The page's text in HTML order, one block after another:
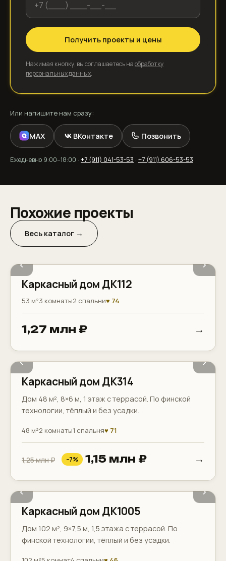
Или напишите нам сразу:
MAX ВКонтакте Позвонить
Ежедневно 9:00–18:00 · +7 (911) 041-53-53 · +7 (911) 606-53-53
Получить проекты и цены
Нажимая кнопку, вы соглашаетесь наобработку
персональных данных.
Похожие проекты
Весь каталог →
‹ ›
Каркасный дом ДК112
53 м²3 комнаты2 спальни♥ 74
1,27 млн ₽ →
‹ ›
Терраса Котельная
Каркасный дом ДК314
Дом 48 м², 8×6 м, 1 этаж с террасой. По финской
технологии, тёплый и без усадки.
48 м²2 комнаты1 спальня♥ 71
1,25 млн ₽ −7% 1,15 млн ₽ →
‹ ›
2 санузла Терраса Балкон
Каркасный дом ДК1005
Дом 102 м², 9×7,5 м, 1,5 этажа с террасой. По
финской технологии, тёплый и без усадки.